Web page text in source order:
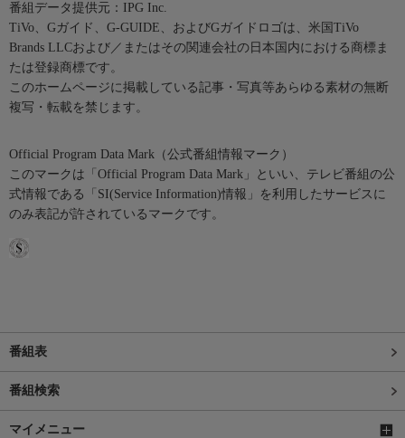
番組データ提供元：IPG Inc.
TiVo、Gガイド、G-GUIDE、およびGガイドロゴは、米国TiVo
Brands LLCおよび／またはその関連会社の日本国内における商標ま
たは登録商標です。
このホームページに掲載している記事・写真等あらゆる素材の無断
複写・転載を禁じます。
Official Program Data Mark（公式番組情報マーク）
このマークは「Official Program Data Mark」といい、テレビ番組の公
式情報である「SI(Service Information)情報」を利用したサービスに
のみ表記が許されているマークです。
番組表
番組検索
マイメニュー